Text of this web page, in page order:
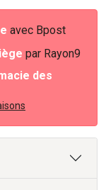
avec Bpost
par Rayon9
des